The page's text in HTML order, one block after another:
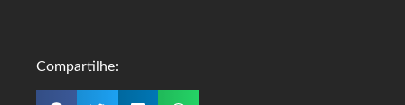
Compartilhe: